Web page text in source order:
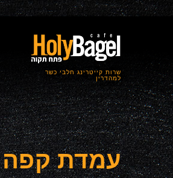
שרות קייטרינג חלבי כשר
למהדרין
עמדת קפה